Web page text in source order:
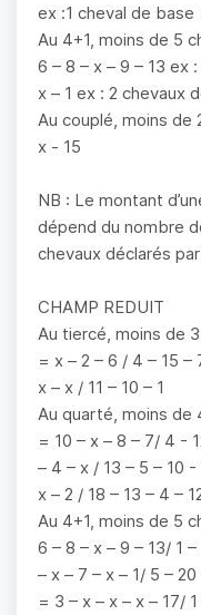
ex :1 cheval de base
Au 4+1, moins de 5
6 – 8 – x – 9 – 13 ex
x – 1 ex : 2 chevaux
Au couplé, moins de
x - 15
NB : Le montant
dépend du nombre
chevaux déclarés
CHAMP REDUIT
Au tiercé, moins de
= x – 2 – 6 / 4 – 15
x – x / 11 – 10 – 1
Au quarté, moins de
= 10 – x – 8 – 7/ 4 -
– 4 – x / 13 – 5 – 10
x – 2 / 18 – 13 – 4 –
Au 4+1, moins de 5
6 – 8 – x – 9 – 13/ 1
– x – 7 – x – 1/ 5 –
= 3 – x – x – x – 17/